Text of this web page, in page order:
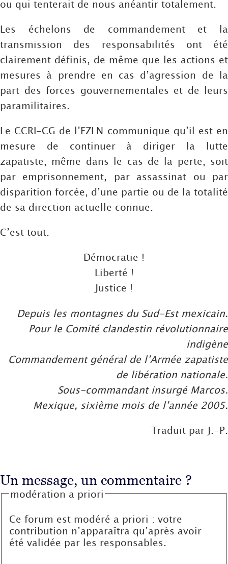
ou qui tenterait de nous anéantir totalement.
Les échelons de commandement et la
transmission des responsabilités ont été
clairement définis, de même que les actions et
mesures à prendre en cas d’agression de la
part des forces gouvernementales et de leurs
paramilitaires.
Le CCRI-CG de l’EZLN communique qu’il est en
mesure de continuer à diriger la lutte
zapatiste, même dans le cas de la perte, soit
par emprisonnement, par assassinat ou par
disparition forcée, d’une partie ou de la totalité
de sa direction actuelle connue.
C’est tout.
Démocratie !
Liberté !
Justice !
Depuis les montagnes du Sud-Est mexicain.
Pour le Comité clandestin révolutionnaire
indigène
Commandement général de l’Armée zapatiste
de libération nationale.
Sous-commandant insurgé Marcos.
Mexique, sixième mois de l’année 2005.
Traduit par J.-P.
Un message, un commentaire ?
modération a priori
Ce forum est modéré a priori : votre
contribution n’apparaîtra qu’après avoir
été validée par les responsables.